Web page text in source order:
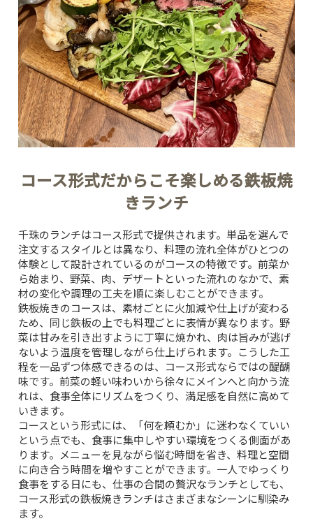
コース形式だからこそ楽しめる鉄板焼
きランチ
千珠のランチはコース形式で提供されます。単品を選んで
注文するスタイルとは異なり、料理の流れ全体がひとつの
体験として設計されているのがコースの特徴です。前菜か
ら始まり、野菜、肉、デザートといった流れのなかで、素
材の変化や調理の工夫を順に楽しむことができます。
鉄板焼きのコースは、素材ごとに火加減や仕上げが変わる
ため、同じ鉄板の上でも料理ごとに表情が異なります。野
菜は甘みを引き出すように丁寧に焼かれ、肉は旨みが逃げ
ないよう温度を管理しながら仕上げられます。こうした工
程を一品ずつ体感できるのは、コース形式ならではの醍醐
味です。前菜の軽い味わいから徐々にメインへと向かう流
れは、食事全体にリズムをつくり、満足感を自然に高めて
いきます。
コースという形式には、「何を頼むか」に迷わなくていい
という点でも、食事に集中しやすい環境をつくる側面があ
ります。メニューを見ながら悩む時間を省き、料理と空間
に向き合う時間を増やすことができます。一人でゆっくり
食事をする日にも、仕事の合間の贅沢なランチとしても、
コース形式の鉄板焼きランチはさまざまなシーンに馴染み
ます。